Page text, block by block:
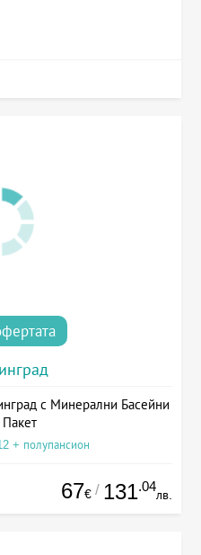
с Минерални Басейни
+ полупансион
67€ / 131.04
лв.